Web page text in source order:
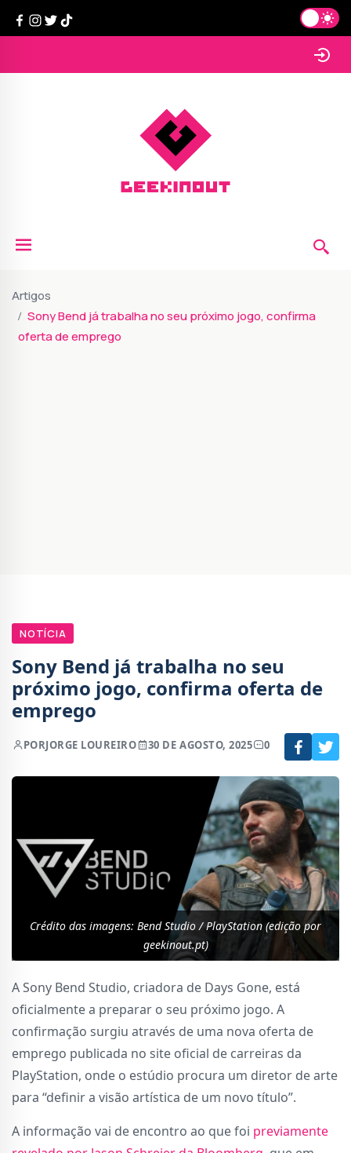
Artigos
Sony Bend já trabalha no seu próximo jogo, confirma
oferta de emprego
NOTÍCIA
Sony Bend já trabalha no seu
próximo jogo, confirma oferta de
emprego
PORJORGE LOUREIRO 30 DE AGOSTO, 2025 0
Crédito das imagens: Bend Studio / PlayStation (edição por
geekinout.pt)
A Sony Bend Studio, criadora de Days Gone, está
oficialmente a preparar o seu próximo jogo. A
confirmação surgiu através de uma nova oferta de
emprego publicada no site oficial de carreiras da
PlayStation, onde o estúdio procura um diretor de arte
para “definir a visão artística de um novo título”.
A informação vai de encontro ao que foi previamente